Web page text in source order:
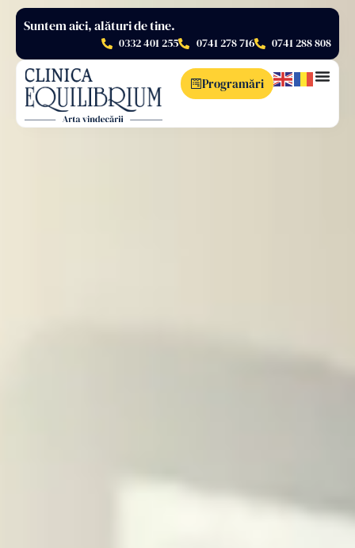
Suntem aici, alături de tine.
0332 401 255 0741 278 716 0741 288 808
Programări